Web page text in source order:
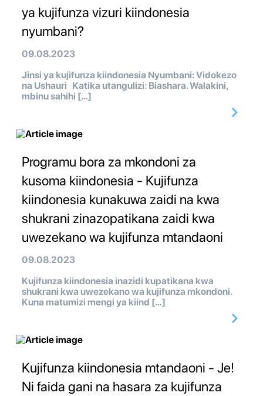
ya kujifunza vizuri kiindonesia
nyumbani?
09.08.2023
Jinsi ya kujifunza kiindonesia Nyumbani: Vidokezo
na Ushauri Katika utangulizi: Biashara. Walakini,
mbinu sahihi […]
Programu bora za mkondoni za
kusoma kiindonesia - Kujifunza
kiindonesia kunakuwa zaidi na kwa
shukrani zinazopatikana zaidi kwa
uwezekano wa kujifunza mtandaoni
09.08.2023
Kujifunza kiindonesia inazidi kupatikana kwa
shukrani kwa uwezekano wa kujifunza mkondoni.
Kuna matumizi mengi ya kiind […]
Kujifunza kiindonesia mtandaoni - Je!
Ni faida gani na hasara za kujifunza